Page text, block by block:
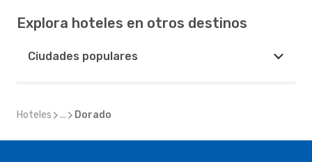
Explora hoteles en otros destinos
Ciudades populares
Hoteles ... Dorado